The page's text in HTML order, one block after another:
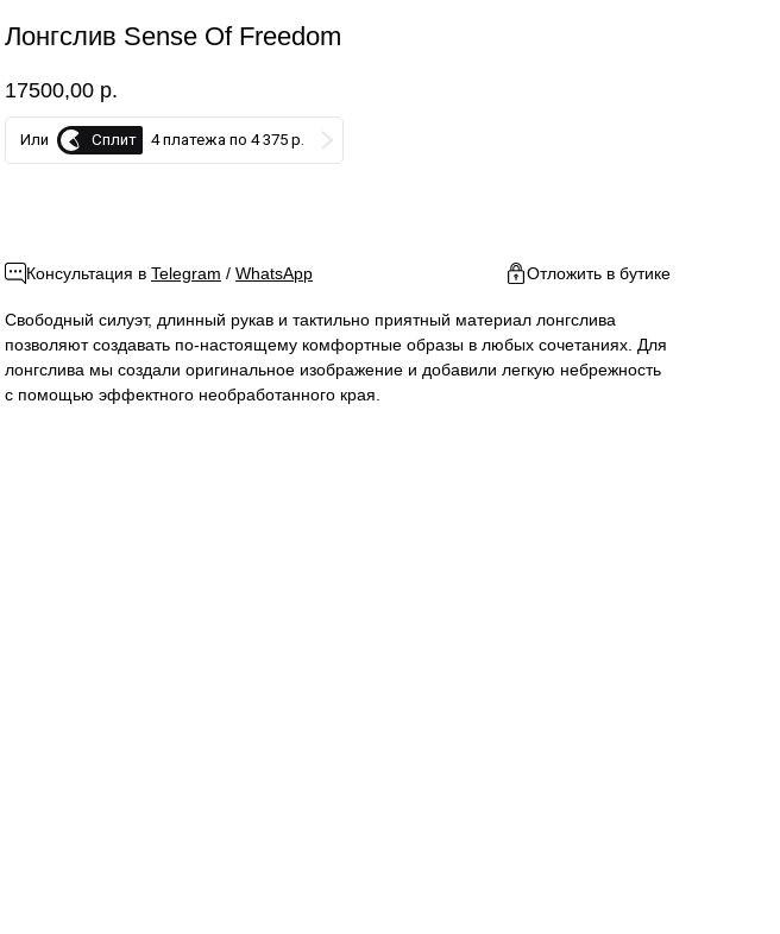
Лонгслив Sense Of Freedom
17500,00 р.
Или Сплит 4 платежа по 4 375 р.
Консультация в Telegram / WhatsApp Отложить в бутике
Свободный силуэт, длинный рукав и тактильно приятный материал лонгслива
позволяют создавать по-настоящему комфортные образы в любых сочетаниях. Для
лонгслива мы создали оригинальное изображение и добавили легкую небрежность
с помощью эффектного необработанного края.